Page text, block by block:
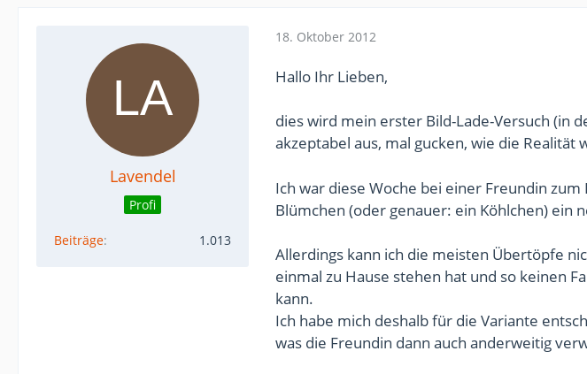
Lavendel
Profi
Beiträge 1.013
18. Oktober 2012
Hallo Ihr Lieben,
dies wird mein erster Bild-Lade-Versuch (in
akzeptabel aus, mal gucken, wie die Realität
Ich war diese Woche bei einer Freundin
Blümchen (oder genauer: ein Köhlchen) ein
Allerdings kann ich die meisten Übertöpfe
einmal zu Hause stehen hat und so keinen
kann.
Ich habe mich deshalb für die Variante
was die Freundin dann auch anderweitig